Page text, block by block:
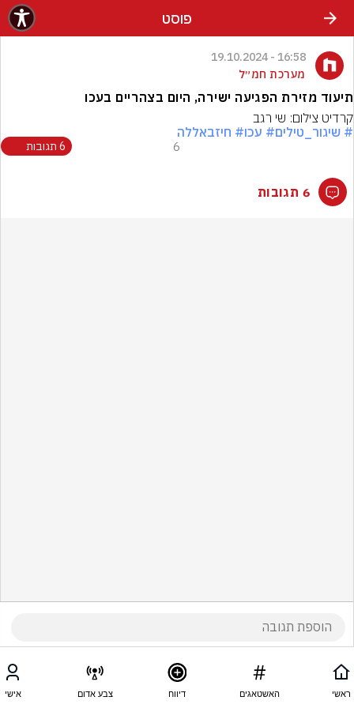
פוסט
16:58 - 19.10.2024
מערכת חמ״ל
תיעוד מזירת הפגיעה ישירה, היום בצהריים בעכו
קרדיט צילום: שי רגב
# שיגור_טילים# עכו# חיזבאללה
6 6 תגובות
6 תגובות
ראשי האשטאגים דיווח צבע אדום אישי